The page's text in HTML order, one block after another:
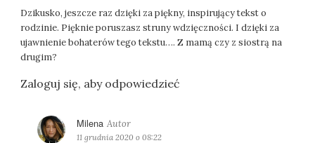
z
e
:
Dzikusko, jeszcze raz dzięki za piękny, inspirujący tekst o
rodzinie. Pięknie poruszasz struny wdzięczności. I dzięki za
ujawnienie bohaterów tego tekstu…. Z mamą czy z siostrą na
drugim?
Zaloguj się, aby odpowiedzieć
Milena
i
11 grudnia 2020 o 08:22